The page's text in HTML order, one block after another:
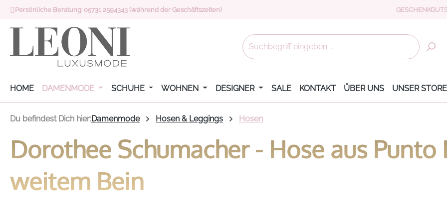
Hauptinhalt springen
Zur Suche springen
Zur Hauptnavigation springen
Persönliche Beratung: 05731 2594343 (während der Geschäftszeiten)
HOME DAMENMODE SCHUHE WOHNEN DESIGNER SALE KONTAKT ÜBER UNS UNSER STORE
Du befindest Dich hier:Damenmode Hosen & Leggings Hosen
Dorothee Schumacher - Hose aus
weitem Bein